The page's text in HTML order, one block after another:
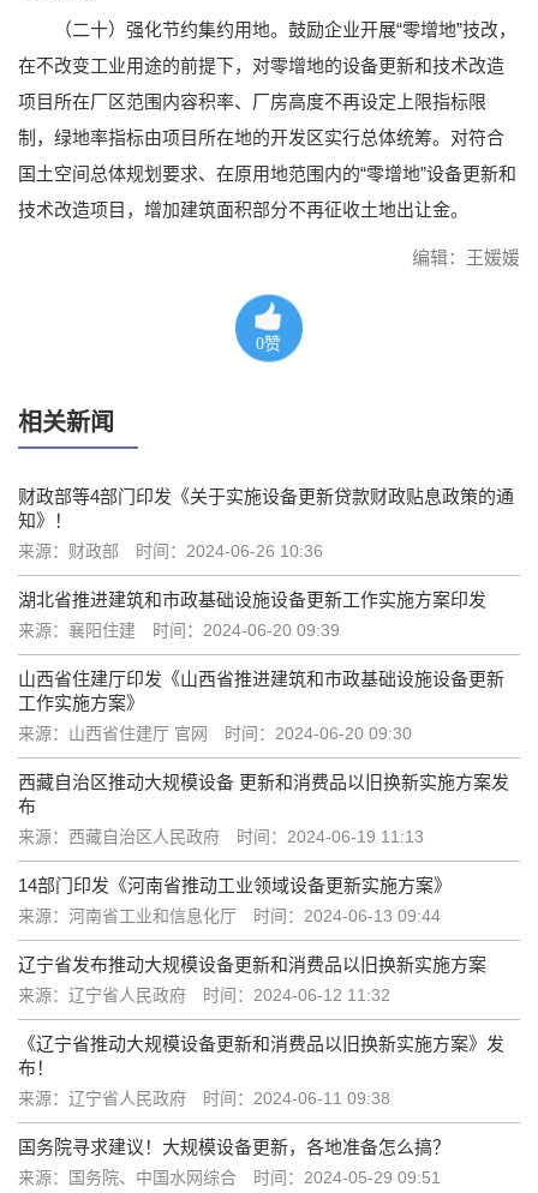
（二十）强化节约集约用地。鼓励企业开展“零增地”技改，
在不改变工业用途的前提下，对零增地的设备更新和技术改造
项目所在厂区范围内容积率、厂房高度不再设定上限指标限
制，绿地率指标由项目所在地的开发区实行总体统筹。对符合
国土空间总体规划要求、在原用地范围内的“零增地”设备更新和
技术改造项目，增加建筑面积部分不再征收土地出让金。
编辑：王媛媛
0赞
相关新闻
财政部等4部门印发《关于实施设备更新贷款财政贴息政策的通
知》！
来源：财政部 时间：2024-06-26 10:36
湖北省推进建筑和市政基础设施设备更新工作实施方案印发
来源：襄阳住建 时间：2024-06-20 09:39
山西省住建厅印发《山西省推进建筑和市政基础设施设备更新
工作实施方案》
来源：山西省住建厅 官网 时间：2024-06-20 09:30
西藏自治区推动大规模设备 更新和消费品以旧换新实施方案发
布
来源：西藏自治区人民政府 时间：2024-06-19 11:13
14部门印发《河南省推动工业领域设备更新实施方案》
来源：河南省工业和信息化厅 时间：2024-06-13 09:44
辽宁省发布推动大规模设备更新和消费品以旧换新实施方案
来源：辽宁省人民政府 时间：2024-06-12 11:32
《辽宁省推动大规模设备更新和消费品以旧换新实施方案》发
布！
来源：辽宁省人民政府 时间：2024-06-11 09:38
国务院寻求建议！大规模设备更新，各地准备怎么搞？
来源：国务院、中国水网综合 时间：2024-05-29 09:51